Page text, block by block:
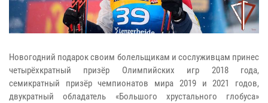
Новогодний подарок своим болельщикам и сослуживцам принес
четырёхкратный призёр Олимпийских игр 2018 года,
семикратный призёр чемпионатов мира 2019 и 2021 годов,
двукратный обладатель «Большого хрустального глобуса»